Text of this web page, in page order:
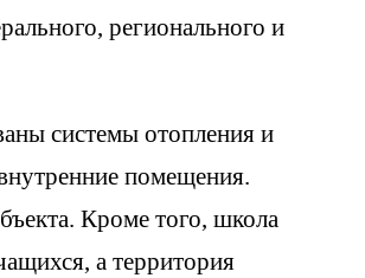
регионального и
системы отопления и
помещения.
Кроме того, школа
а территория